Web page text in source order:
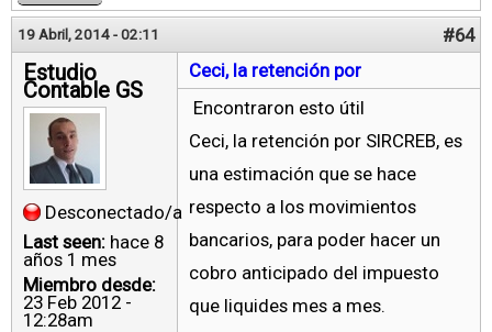
19 Abril, 2014 - 02:11 #64
Estudio
Contable GS
Desconectado/a
Last seen: hace 8
años 1 mes
Miembro desde:
23 Feb 2012 -
12:28am
Ceci, la retención por
Encontraron esto útil
Ceci, la retención por SIRCREB, es
una estimación que se hace
respecto a los movimientos
bancarios, para poder hacer un
cobro anticipado del impuesto
que liquides mes a mes.